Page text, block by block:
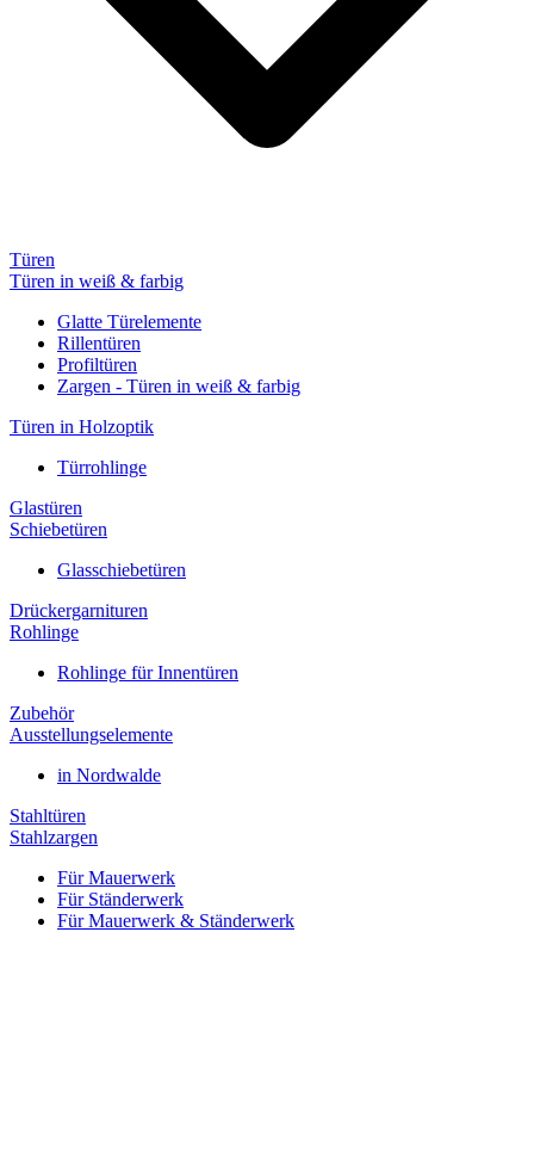
Türen
Türen in weiß & farbig
Glatte Türelemente
Rillentüren
Profiltüren
Zargen - Türen in weiß & farbig
Türen in Holzoptik
Türrohlinge
Glastüren
Schiebetüren
Glasschiebetüren
Drückergarnituren
Rohlinge
Rohlinge für Innentüren
Zubehör
Ausstellungselemente
in Nordwalde
Stahltüren
Stahlzargen
Für Mauerwerk
Für Ständerwerk
Für Mauerwerk & Ständerwerk